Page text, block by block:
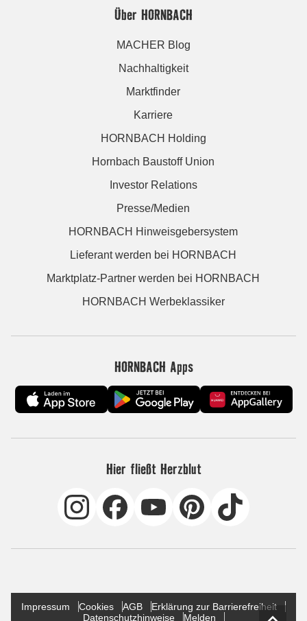
Über HORNBACH
MACHER Blog
Nachhaltigkeit
Marktfinder
Karriere
HORNBACH Holding
Hornbach Baustoff Union
Investor Relations
Presse/Medien
HORNBACH Hinweisgebersystem
Lieferant werden bei HORNBACH
Marktplatz-Partner werden bei HORNBACH
HORNBACH Werbeklassiker
HORNBACH Apps
Hier fließt Herzblut
Impressum Cookies AGB
Erklärung zur Barrierefreiheit
Datenschutzhinweise
Melden